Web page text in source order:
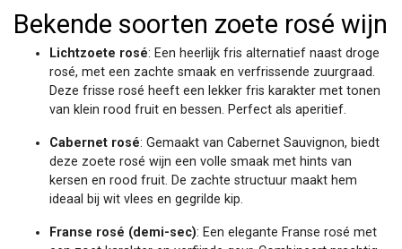
Bekende soorten zoete rosé wijn
Lichtzoete rosé: Een heerlijk fris alternatief naast droge
rosé, met een zachte smaak en verfrissende zuurgraad.
Deze frisse rosé heeft een lekker fris karakter met tonen
van klein rood fruit en bessen. Perfect als aperitief.
Cabernet rosé: Gemaakt van Cabernet Sauvignon, biedt
deze zoete rosé wijn een volle smaak met hints van
kersen en rood fruit. De zachte structuur maakt hem
ideaal bij wit vlees en gegrilde kip.
Franse rosé (demi-sec): Een elegante Franse rosé met